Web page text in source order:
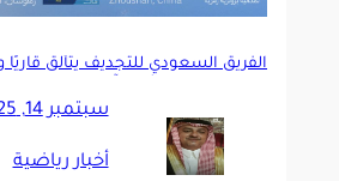
سبتمبر 14, 2025
أخبار رياضية